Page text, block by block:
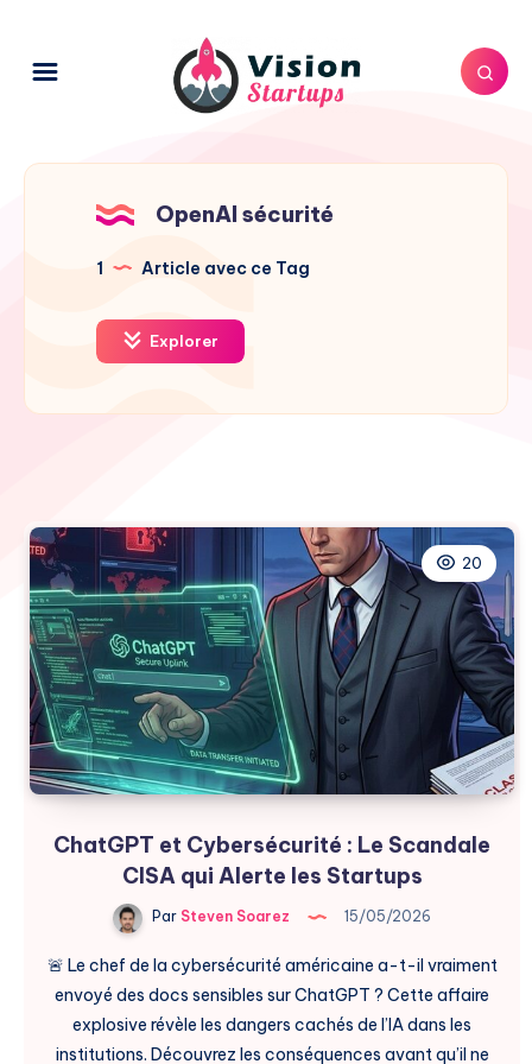
OpenAI sécurité
1 Article avec ce Tag
Explorer
20
ChatGPT et Cybersécurité : Le Scandale
CISA qui Alerte les Startups
Par Steven Soarez 15/05/2026
🚨 Le chef de la cybersécurité américaine a-t-il vraiment
envoyé des docs sensibles sur ChatGPT ? Cette affaire
explosive révèle les dangers cachés de l’IA dans les
institutions. Découvrez les conséquences avant qu’il ne